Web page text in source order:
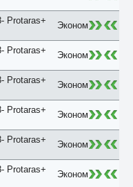
Protaras+
Эконом
Protaras+
Эконом
Protaras+
Эконом
Protaras+
Эконом
Protaras+
Эконом
Protaras+
Эконом